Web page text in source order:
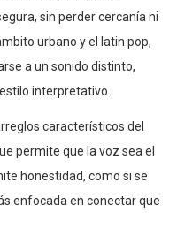
sin perder cercanía ni
urbano y el latin pop,
a un sonido distinto,
interpretativo.
característicos del
permite que la voz sea el
honestidad, como si se
enfocada en conectar que